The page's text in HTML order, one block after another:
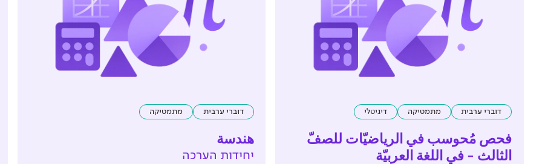
דוברי ערבית מתמטיקה דיגיטלי
فحص مُحوسب في الرياضيّات للصفّ
الثالث - في اللغة العربيّة
דוברי ערבית מתמטיקה
هندسة
יחידות הערכה